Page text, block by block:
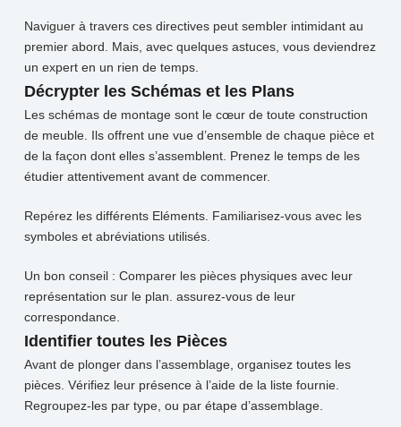
Naviguer à travers ces directives peut sembler intimidant au
premier abord. Mais, avec quelques astuces, vous deviendrez
un expert en un rien de temps.
Décrypter les Schémas et les Plans
Les schémas de montage sont le cœur de toute construction
de meuble. Ils offrent une vue d’ensemble de chaque pièce et
de la façon dont elles s’assemblent. Prenez le temps de les
étudier attentivement avant de commencer.
Repérez les différents Eléments. Familiarisez-vous avec les
symboles et abréviations utilisés.
Un bon conseil : Comparer les pièces physiques avec leur
représentation sur le plan. assurez-vous de leur
correspondance.
Identifier toutes les Pièces
Avant de plonger dans l’assemblage, organisez toutes les
pièces. Vérifiez leur présence à l’aide de la liste fournie.
Regroupez-les par type, ou par étape d’assemblage.